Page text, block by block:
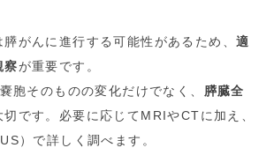
がんに進行する可能性があるため、 適
察が重要です。
胞そのものの変化だけでなく、 膵臓全
切です。必要に応じてMRIやCTに加え、
）で詳しく調べます。